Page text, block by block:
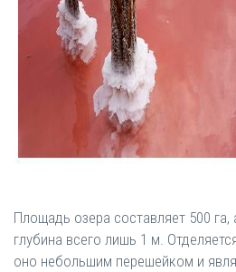
Площадь озера составляет 500
глубина всего лишь 1 м.
оно небольшим перешейком и